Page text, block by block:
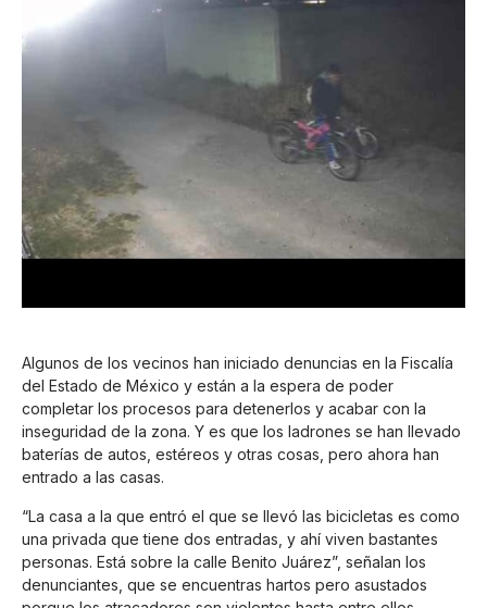
Algunos de los vecinos han iniciado denuncias en la Fiscalía
del Estado de México y están a la espera de poder
completar los procesos para detenerlos y acabar con la
inseguridad de la zona. Y es que los ladrones se han llevado
baterías de autos, estéreos y otras cosas, pero ahora han
entrado a las casas.
“La casa a la que entró el que se llevó las bicicletas es como
una privada que tiene dos entradas, y ahí viven bastantes
personas. Está sobre la calle Benito Juárez”, señalan los
denunciantes, que se encuentras hartos pero asustados